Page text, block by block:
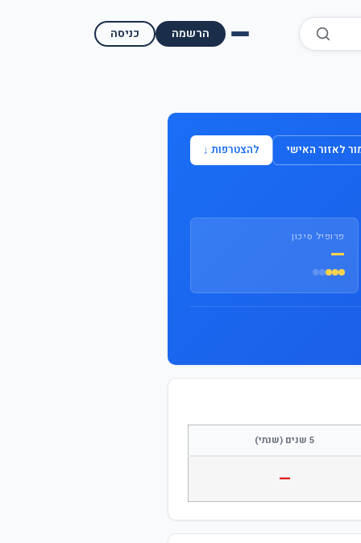
כניסה הרשמה
השוואת בתי השקעות למסחר עצמאי
מאמרים ומדריכים לאזור האישי להצטרפות ↓
פרופיל סיכון
—
5 שנים (שנתי)
—